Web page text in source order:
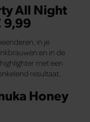
All Night
9,99
in je
en in de
met een
resultaat.
Honey